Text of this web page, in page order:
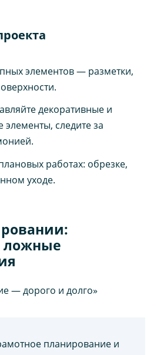
элементов — разметки,
декоративные и
следите за
работах: обрезке,
уходе.
ложные
— дорого и долго»
планирование и